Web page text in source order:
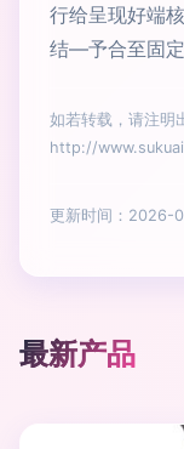
行给呈现好端
结—予合至固
如若转载，请注明
http://
更新时间：2026-
最新产品